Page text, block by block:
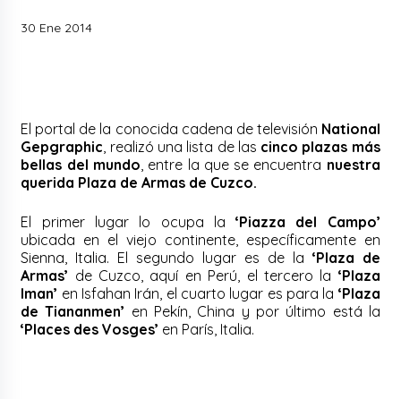
30 Ene 2014
El portal de la conocida cadena de televisión National
Gepgraphic, realizó una lista de las cinco plazas más
bellas del mundo, entre la que se encuentra nuestra
querida Plaza de Armas de Cuzco.
El primer lugar lo ocupa la‘Piazza del Campo’
ubicada en el viejo continente, específicamente en
Sienna, Italia. El segundo lugar es de la ‘Plaza de
Armas’ de Cuzco, aquí en Perú, el tercero la ‘Plaza
Iman’ en Isfahan Irán, el cuarto lugar es para la ‘Plaza
de Tiananmen’ en Pekín, China y por último está la
‘Places des Vosges’ en París, Italia.